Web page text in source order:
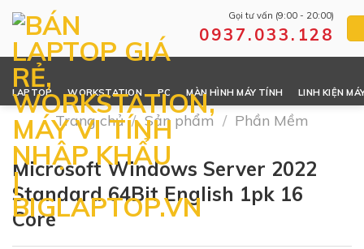
Skip
content
Gọi tư vấn (9:00 - 20:00)
0937.033.128
LAPTOP WORKSTATION PC MÀN HÌNH MÁY TÍNH LINH KIỆN
Trang chủ / Sản phẩm / Phần Mềm
Microsoft Windows Server 2022
Standard 64Bit English 1pk 16
Core